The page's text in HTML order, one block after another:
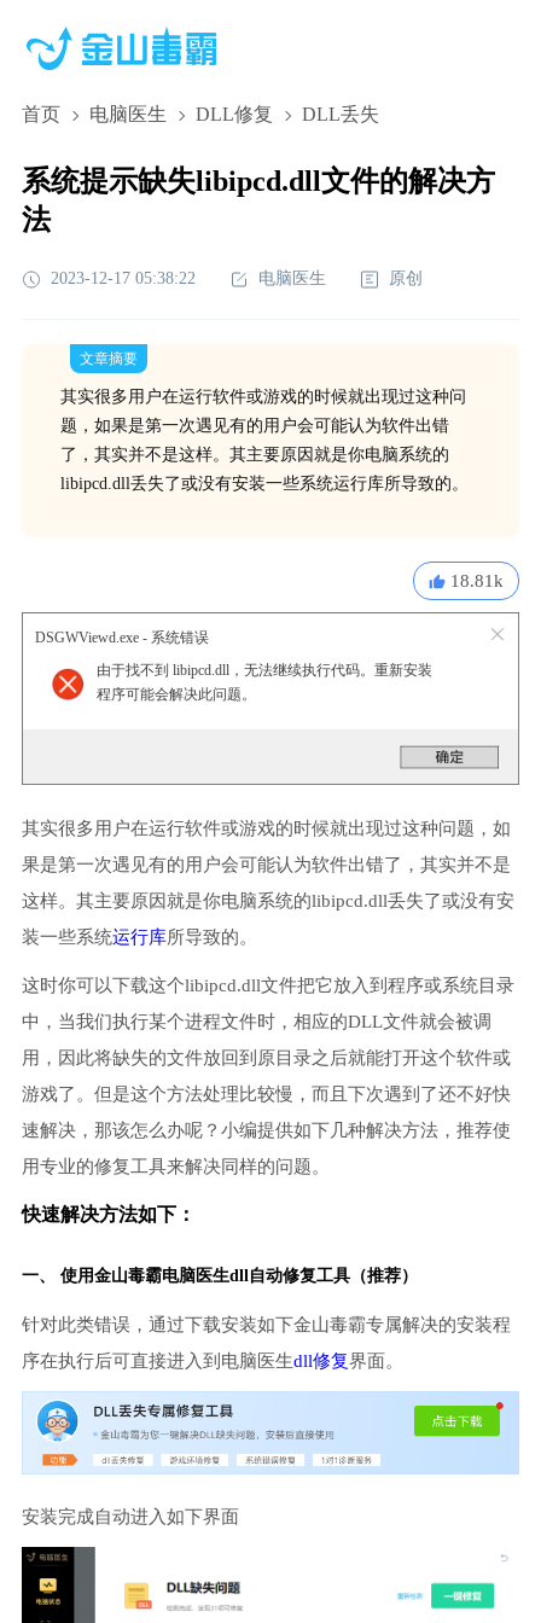
首页 电脑医生 DLL修复 DLL丢失
系统提示缺失libipcd.dll文件的解决方
法
2023-12-17 05:38:22 电脑医生 原创
文章摘要
其实很多用户在运行软件或游戏的时候就出现过这种问
题，如果是第一次遇见有的用户会可能认为软件出错
了，其实并不是这样。其主要原因就是你电脑系统的
libipcd.dll丢失了或没有安装一些系统运行库所导致的。
18.81k
DSGWViewd.exe - 系统错误
由于找不到 libipcd.dll，无法继续执行代码。重新安装
程序可能会解决此问题。
其实很多用户在运行软件或游戏的时候就出现过这种问题，如
果是第一次遇见有的用户会可能认为软件出错了，其实并不是
这样。其主要原因就是你电脑系统的libipcd.dll丢失了或没有安
装一些系统运行库所导致的。
这时你可以下载这个libipcd.dll文件把它放入到程序或系统目录
中，当我们执行某个进程文件时，相应的DLL文件就会被调
用，因此将缺失的文件放回到原目录之后就能打开这个软件或
游戏了。但是这个方法处理比较慢，而且下次遇到了还不好快
速解决，那该怎么办呢？小编提供如下几种解决方法，推荐使
用专业的修复工具来解决同样的问题。
快速解决方法如下：
一、 使用金山毒霸电脑医生dll自动修复工具（推荐）
针对此类错误，通过下载安装如下金山毒霸专属解决的安装程
序在执行后可直接进入到电脑医生dll修复界面。
安装完成自动进入如下界面